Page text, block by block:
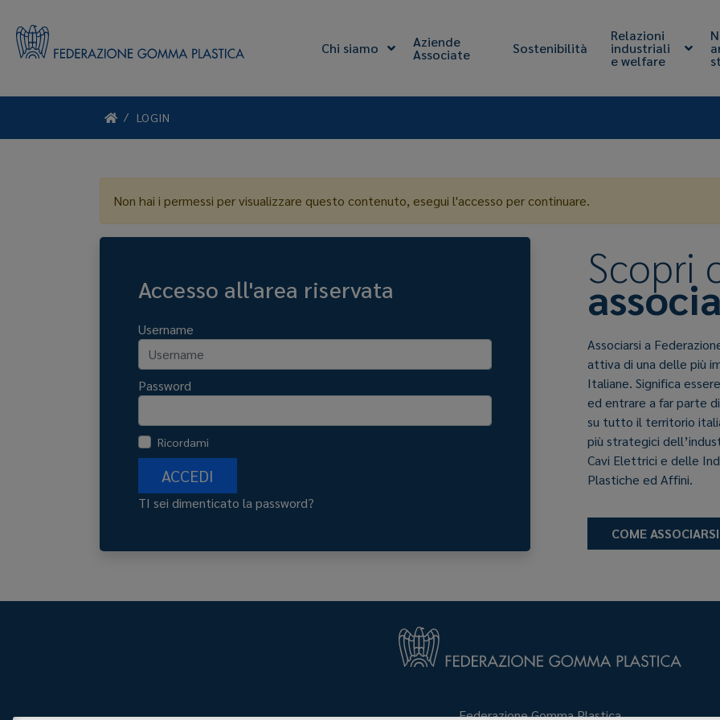
Chi siamo Aziende
Associate Sostenibilità
Relazioni
industriali
e welfare
LOGIN
Non hai i permessi per visualizzare questo contenuto, esegui l'accesso per continuare.
Accesso all'area riservata
Username
Password
Ricordami
ACCEDI
TI sei dimenticato la password?
Scopri
Associarsi a
attiva di una delle più
Italiane. Significa
ed entrare a far parte
su tutto il territorio
più strategici
Cavi Elettrici e delle
Plastiche ed Affini.
COME ASSOCIARSI
Federazione Gomma Plastica